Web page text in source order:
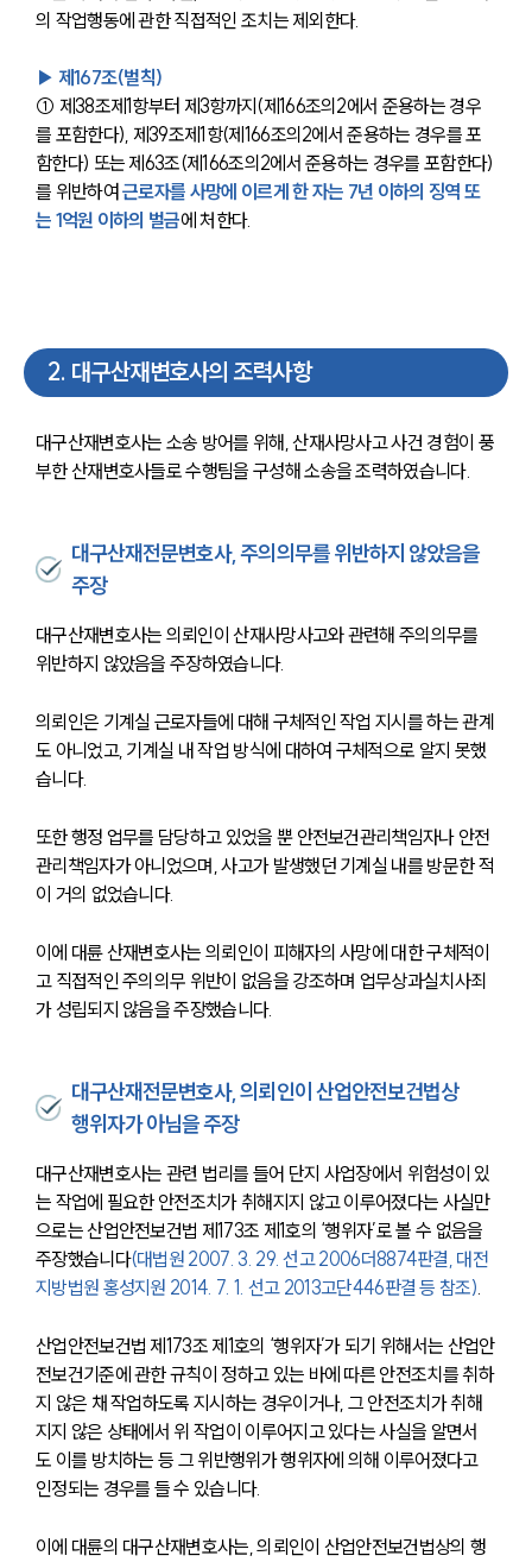
센터소개
의 작업행동에 관한 직접적인 조치는 제외한다.
▶ 제167조(벌칙)
① 제38조제1항부터 제3항까지(제166조의2에서 준용하는 경우
를 포함한다), 제39조제1항(제166조의2에서 준용하는 경우를 포
함한다) 또는 제63조(제166조의2에서 준용하는 경우를 포함한다)
를 위반하여 근로자를 사망에 이르게 한 자는 7년 이하의 징역 또
는 1억원 이하의 벌금에 처한다.
2. 대구산재변호사의 조력사항
대구산재변호사는 소송 방어를 위해, 산재사망사고 사건 경험이 풍
부한 산재변호사들로 수행팀을 구성해 소송을 조력하였습니다.
대구산재전문변호사, 주의의무를 위반하지 않았음을
주장
대구산재변호사는 의뢰인이 산재사망사고와 관련해 주의의무를
위반하지 않았음을 주장하였습니다.
의뢰인은 기계실 근로자들에 대해 구체적인 작업 지시를 하는 관계
도 아니었고, 기계실 내 작업 방식에 대하여 구체적으로 알지 못했
습니다.
또한 행정 업무를 담당하고 있었을 뿐 안전보건관리책임자나 안전
관리책임자가 아니었으며, 사고가 발생했던 기계실 내를 방문한 적
이 거의 없었습니다.
이에 대륜 산재변호사는 의뢰인이 피해자의 사망에 대한 구체적이
고 직접적인 주의의무 위반이 없음을 강조하며 업무상과실치사죄
가 성립되지 않음을 주장했습니다.
대구산재전문변호사, 의뢰인이 산업안전보건법상
행위자가 아님을 주장
대구산재변호사는 관련 법리를 들어 단지 사업장에서 위험성이 있
는 작업에 필요한 안전조치가 취해지지 않고 이루어졌다는 사실만
으로는 산업안전보건법 제173조 제1호의 ‘행위자’로 볼 수 없음을
주장했습니다(대법원 2007. 3. 29. 선고 2006더8874판결, 대전
지방법원 홍성지원 2014. 7. 1. 선고 2013고단446판결 등 참조).
산업안전보건법 제173조 제1호의 ‘행위자’가 되기 위해서는 산업안
전보건기준에 관한 규칙이 정하고 있는 바에 따른 안전조치를 취하
지 않은 채 작업하도록 지시하는 경우이거나, 그 안전조치가 취해
지지 않은 상태에서 위 작업이 이루어지고 있다는 사실을 알면서
도 이를 방치하는 등 그 위반행위가 행위자에 의해 이루어졌다고
인정되는 경우를 들 수 있습니다.
이에 대륜의 대구산재변호사는, 의뢰인이 산업안전보건법상의 행